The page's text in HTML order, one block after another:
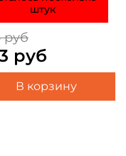
штук
руб
руб
В корзину